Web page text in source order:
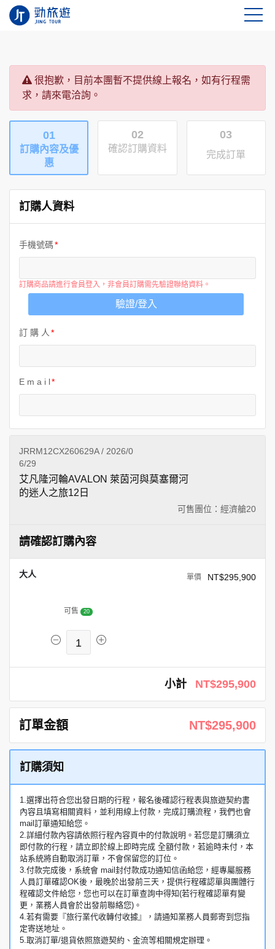
很抱歉，目前本團暫不提供線上報名，如有行程需
求，請來電洽詢。
01
訂購內容及優
惠
02
確認訂購資料
03
完成訂單
訂購人資料
手機號碼
訂購商品請進行會員登入，非會員訂購需先驗證聯絡資料。
驗證/登入
訂 購 人
E m a i l
JRRM12CX260629A / 2026/0
6/29
可售團位：經濟艙20
艾凡隆河輪AVALON 萊茵河與莫塞爾河
的迷人之旅12日
請確認訂購內容
大人 NT$295,900
可售 20
1
小計 NT$295,900
訂單金額 NT$295,900
訂購須知
1.選擇出符合您出發日期的行程，報名後確認行程表與旅遊契約書
內容且填寫相關資料，並利用線上付款，完成訂購流程，我們也會
mail訂單通知給您。
2.詳細付款內容請依照行程內容頁中的付款說明。若您是訂購須立
即付款的行程，請立即於線上即時完成 全額付款，若逾時未付，本
站系統將自動取消訂單，不會保留您的訂位。
3.付款完成後，系統會 mail封付款成功通知信函給您，經專屬服務
人員訂單確認OK後，最晚於出發前三天，提供行程確認單與團體行
程確認文件給您，您也可以在訂單查詢中得知(若行程確認單有變
更，業務人員會於出發前聯絡您)。
4.若有需要『旅行業代收轉付收據』，請通知業務人員郵寄到您指
定寄送地址。
5.取消訂單/退貨依照旅遊契約、金流等相關規定辦理。